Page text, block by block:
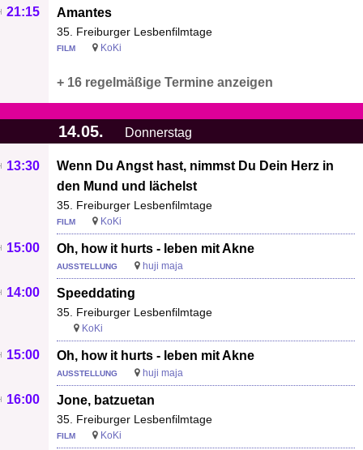
Amantes
35. Freiburger Lesbenfilmtage
21:15
FILM KoKi
+ 16 regelmäßige Termine anzeigen
14.05. Donnerstag
Wenn Du Angst hast, nimmst Du Dein Herz in
den Mund und lächelst
35. Freiburger Lesbenfilmtage
13:30
FILM KoKi
Oh, how it hurts - leben mit Akne
15:00
AUSSTELLUNG huji maja
Speeddating
35. Freiburger Lesbenfilmtage
14:00
KoKi
Oh, how it hurts - leben mit Akne
15:00
AUSSTELLUNG huji maja
Jone, batzuetan
35. Freiburger Lesbenfilmtage
16:00
FILM KoKi